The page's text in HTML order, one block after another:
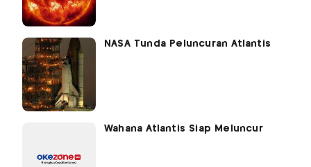
NASA Tunda Peluncuran Atlantis
Wahana Atlantis Siap Meluncur